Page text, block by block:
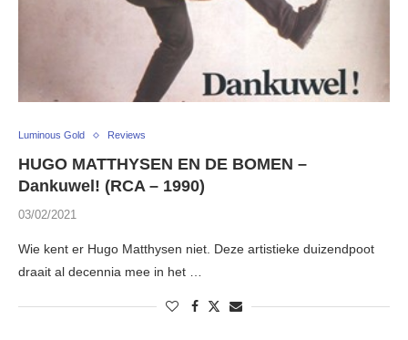
Luminous Gold Reviews
HUGO MATTHYSEN EN DE BOMEN –
Dankuwel! (RCA – 1990)
03/02/2021
Wie kent er Hugo Matthysen niet. Deze artistieke duizendpoot
draait al decennia mee in het …